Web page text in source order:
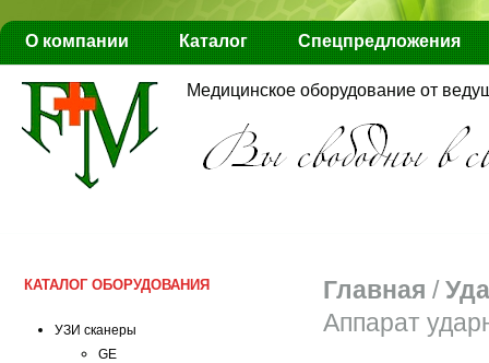
О компании Каталог Спецпредложения
Медицинское оборудование от
КАТАЛОГ ОБОРУДОВАНИЯ
УЗИ сканеры
GE
Главная /
Аппарат